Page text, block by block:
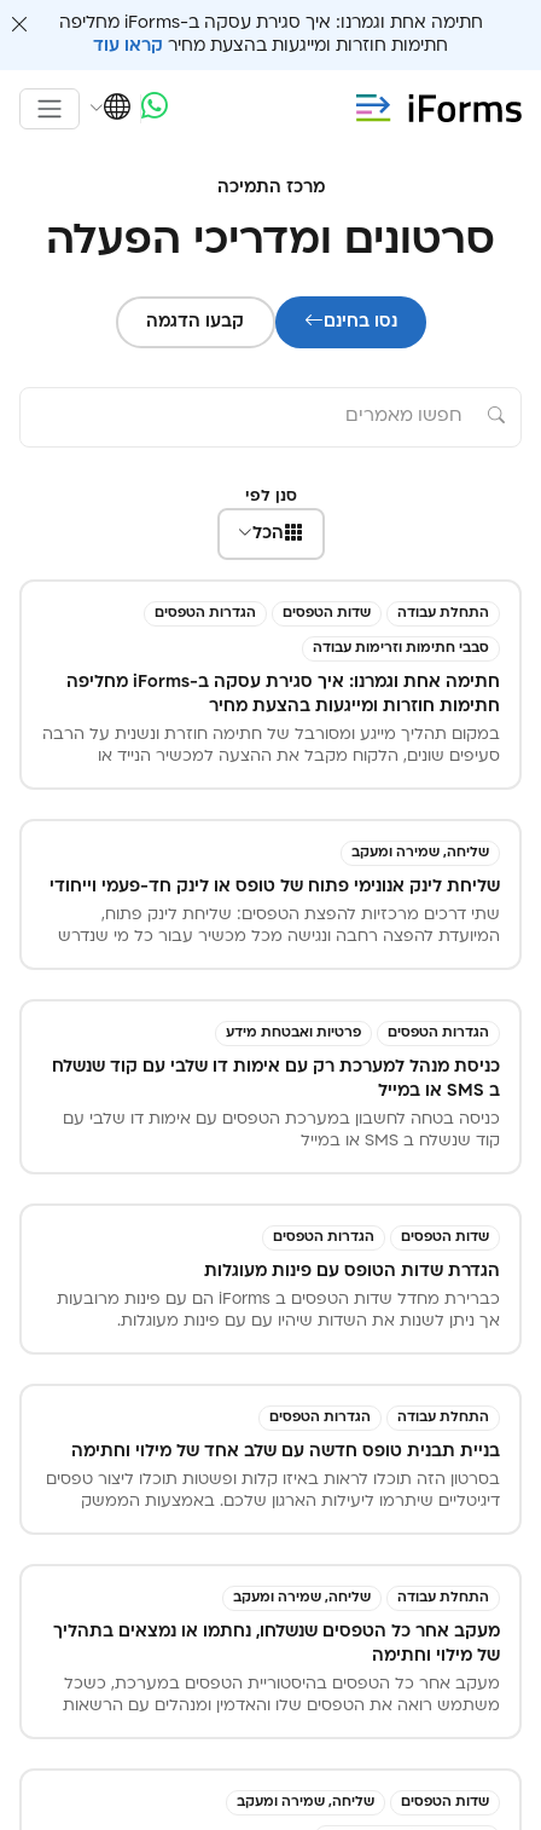
חתימה אחת וגמרנו: איך סגירת עסקה ב-iForms מחליפה
חתימות חוזרות ומייגעות בהצעת מחיר קראו עוד
מרכז התמיכה
סרטונים ומדריכי הפעלה
נסו בחינם קבעו הדגמה
סנן לפי
הכל
התחלת עבודה שדות הטפסים הגדרות הטפסים
סבבי חתימות וזרימות עבודה
חתימה אחת וגמרנו: איך סגירת עסקה ב-iForms מחליפה
חתימות חוזרות ומייגעות בהצעת מחיר
במקום תהליך מייגע ומסורבל של חתימה חוזרת ונשנית על הרבה
סעיפים שונים, הלקוח מקבל את ההצעה למכשיר הנייד או
שליחה, שמירה ומעקב
שליחת לינק אנונימי פתוח של טופס או לינק חד-פעמי וייחודי
שתי דרכים מרכזיות להפצת הטפסים: שליחת לינק פתוח,
המיועדת להפצה רחבה ונגישה מכל מכשיר עבור כל מי שנדרש
הגדרות הטפסים פרטיות ואבטחת מידע
כניסת מנהל למערכת רק עם אימות דו שלבי עם קוד שנשלח
ב SMS או במייל
כניסה בטחה לחשבון במערכת הטפסים עם אימות דו שלבי עם
קוד שנשלח ב SMS או במייל
שדות הטפסים הגדרות הטפסים
הגדרת שדות הטופס עם פינות מעוגלות
כברירת מחדל שדות הטפסים ב iForms הם עם פינות מרובעות
אך ניתן לשנות את השדות שיהיו עם עם פינות מעוגלות.
התחלת עבודה הגדרות הטפסים
בניית תבנית טופס חדשה עם שלב אחד של מילוי וחתימה
בסרטון הזה תוכלו לראות באיזו קלות ופשטות תוכלו ליצור טפסים
דיגיטליים שיתרמו ליעילות הארגון שלכם. באמצעות הממשק
לכם בצורה מסודרת, ברורה ובטוחה הרבה יותר.
התחלת עבודה שליחה, שמירה ומעקב
מעקב אחר כל הטפסים שנשלחו, נחתמו או נמצאים בתהליך
של מילוי וחתימה
מעקב אחר כל הטפסים בהיסטוריית הטפסים במערכת, כשכל
משתמש רואה את הטפסים שלו והאדמין ומנהלים עם הרשאות
שדות הטפסים שליחה, שמירה ומעקב